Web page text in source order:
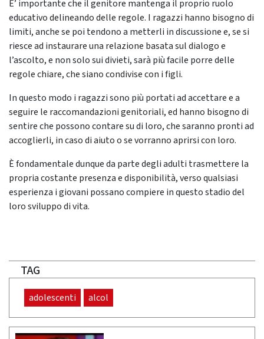
E’ importante che il genitore mantenga il proprio ruolo
educativo delineando delle regole. I ragazzi hanno bisogno di
limiti, anche se poi tendono a metterli in discussione e, se si
riesce ad instaurare una relazione basata sul dialogo e
l’ascolto, e non solo sui divieti, sarà più facile porre delle
regole chiare, che siano condivise con i figli.
In questo modo i ragazzi sono più portati ad accettare e a
seguire le raccomandazioni genitoriali, ed hanno bisogno di
sentire che possono contare su di loro, che saranno pronti ad
accoglierli, in caso di aiuto o se vorranno aprirsi con loro.
È fondamentale dunque da parte degli adulti trasmettere la
propria costante presenza e disponibilità, verso qualsiasi
esperienza i giovani possano compiere in questo stadio del
loro sviluppo di vita.
TAG
adolescenti alcol